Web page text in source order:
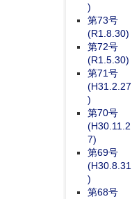
)
第73号
(R1.8.30)
第72号
(R1.5.30)
第71号
(H31.2.27
)
第70号
(H30.11.2
7)
第69号
(H30.8.31
)
第68号